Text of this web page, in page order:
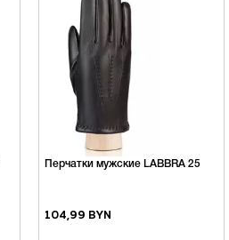
Перчатки мужские LABBRA 25
104,99 BYN